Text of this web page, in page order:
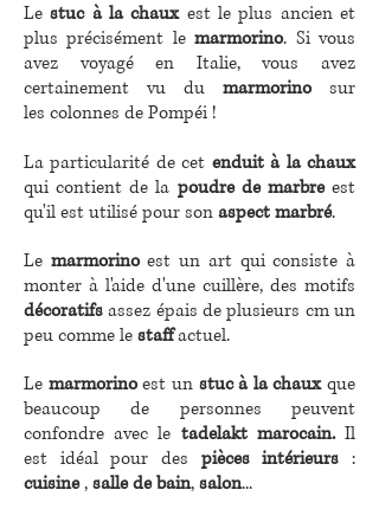
Lestuc à la chaux est le plus ancien et
plus précisément lemarmorino. Si vous
avez voyagé en Italie, vous avez
certainement vu du marmorinosur
les colonnes de Pompéi !
La particularité de cet enduit à la chaux
qui contient de la poudre de marbreest
qu'il est utilisé pour sonaspect marbré.
Le marmorinoest un art qui consiste à
monter à l'aide d'une cuillère, des motifs
décoratifsassez épais de plusieurs cm un
peu comme lestaffactuel.
Le marmorinoest un stuc à la chauxque
beaucoup de personnes peuvent
confondre avec le tadelakt marocain.Il
est idéal pour des pièces intérieurs :
cuisine,salle de bain,salon...